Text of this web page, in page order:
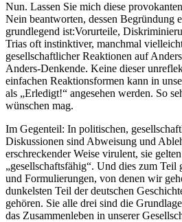
Nun. Lassen Sie mich diese
Nein beantworten, dessen Begründung
grundlegend ist:Vorurteile,
Trias oft instinktiver, manchmal
gesellschaftlicher Reaktionen auf
Anders-Denkende. Keine dieser
einfachen Reaktionsformen kann in
als „Erledigt!“ angesehen werden. So
wünschen mag.
Im Gegenteil: In politischen,
Diskussionen sind Abweisung und
erschreckender Weise virulent, sie
„gesellschaftsfähig“. Und dies zum Teil
und Formulierungen, von denen wir
dunkelsten Teil der deutschen
gehören. Sie alle drei sind die
das Zusammenleben in unserer